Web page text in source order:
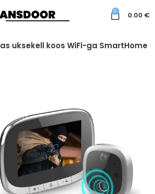
0 0.00 €
uksekell koos WiFi-ga SmartHome